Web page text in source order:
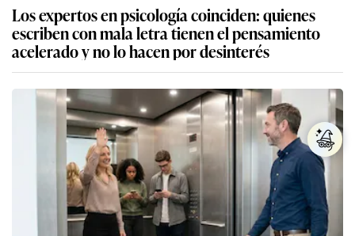
Los expertos en psicología coinciden: quienes
escriben con mala letra tienen el pensamiento
acelerado y no lo hacen por desinterés